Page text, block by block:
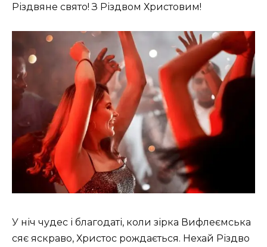
Різдвяне свято! З Різдвом Христовим!
У ніч чудес і благодаті, коли зірка Вифлеємська
сяє яскраво, Христос рождається. Нехай Різдво